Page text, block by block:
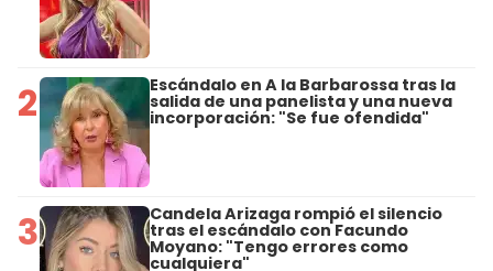
2 Escándalo en A la Barbarossa tras la
salida de una panelista y una nueva
incorporación: "Se fue ofendida"
3 Candela Arizaga rompió el silencio
tras el escándalo con Facundo
Moyano: "Tengo errores como
cualquiera"